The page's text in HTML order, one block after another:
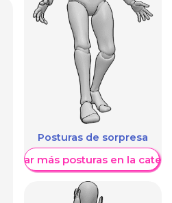
Posturas de sorpresa
Mostrar más posturas en la